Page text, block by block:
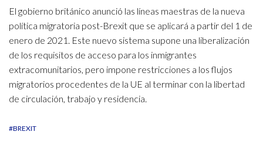
El gobierno británico anunció las líneas maestras de la nueva
política migratoria post-Brexit que se aplicará a partir del 1 de
enero de 2021. Este nuevo sistema supone una liberalización
de los requisitos de acceso para los inmigrantes
extracomunitarios, pero impone restricciones a los flujos
migratorios procedentes de la UE al terminar con la libertad
de circulación, trabajo y residencia.
#BREXIT